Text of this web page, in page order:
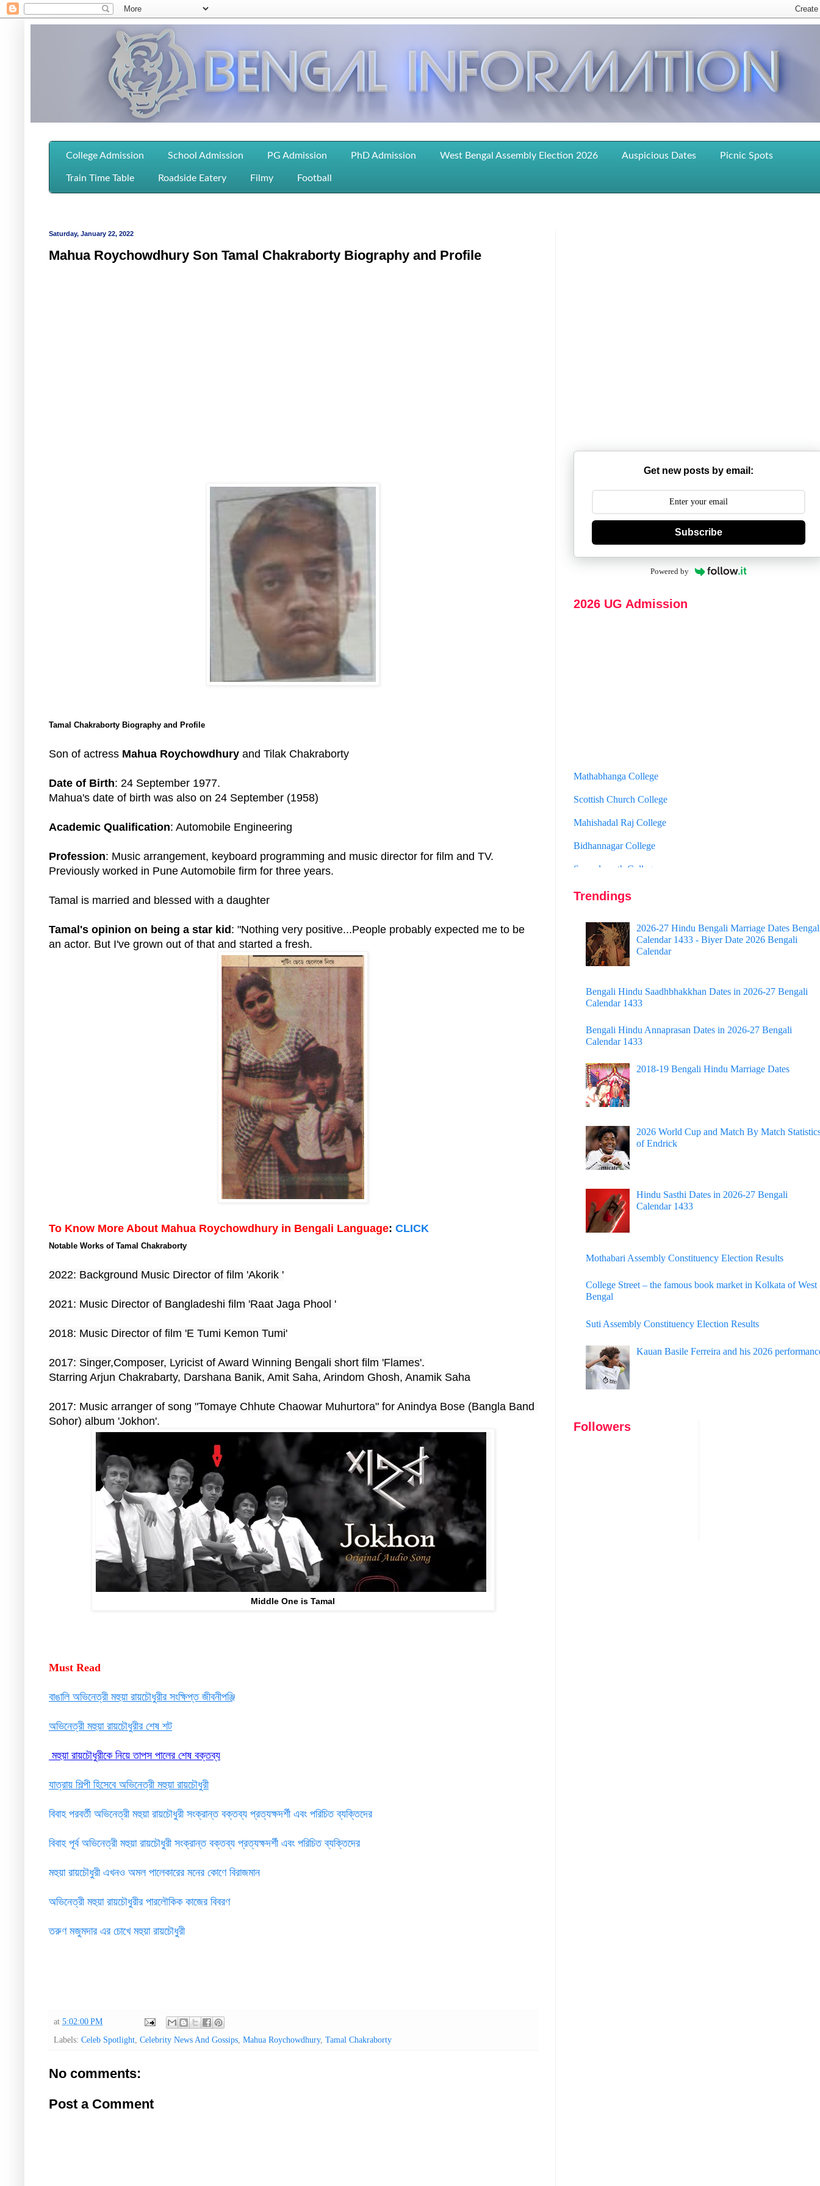
College Admission School Admission PG Admission PhD Admission West Bengal Assembly Election 2026 Auspicious Dates Picnic Spots
Train Time Table Roadside Eatery Filmy Football
Saturday, January 22, 2022
Mahua Roychowdhury Son Tamal Chakraborty Biography and Profile
Tamal Chakraborty Biography and Profile
Son of actress Mahua Roychowdhury and Tilak Chakraborty
Date of Birth: 24 September 1977.
Mahua's date of birth was also on 24 September (1958)
Academic Qualification: Automobile Engineering
Profession: Music arrangement, keyboard programming and music director for film and TV.
Previously worked in Pune Automobile firm for three years.
Tamal is married and blessed with a daughter
Tamal's opinion on being a star kid: "Nothing very positive...People probably expected me to be
an actor. But I've grown out of that and started a fresh.
To Know More About Mahua Roychowdhury in Bengali Language: CLICK
Notable Works of Tamal Chakraborty
2022: Background Music Director of film 'Akorik '
2021: Music Director of Bangladeshi film 'Raat Jaga Phool '
2018: Music Director of film 'E Tumi Kemon Tumi'
2017: Singer,Composer, Lyricist of Award Winning Bengali short film 'Flames'.
Starring Arjun Chakrabarty, Darshana Banik, Amit Saha, Arindom Ghosh, Anamik Saha
2017: Music arranger of song "Tomaye Chhute Chaowar Muhurtora" for Anindya Bose (Bangla Band
Sohor) album 'Jokhon'.
Middle One is Tamal
Must Read
বাঙালি অভিনেত্রী মহুয়া রায়চৌধুরীর সংক্ষিপ্ত জীবনীপঞ্জি
অভিনেত্রী মহুয়া রায়চৌধুরীর শেষ শট
মহুয়া রায়চৌধুরীকে নিয়ে তাপস পালের শেষ বক্তব্য
যাত্রায় শিল্পী হিসেবে অভিনেত্রী মহুয়া রায়চৌধুরী
বিবাহ পরবর্তী অভিনেত্রী মহুয়া রায়চৌধুরী সংক্রান্ত বক্তব্য প্রত্যক্ষদর্শী এবং পরিচিত ব্যক্তিদের
বিবাহ পূর্ব অভিনেত্রী মহুয়া রায়চৌধুরী সংক্রান্ত বক্তব্য প্রত্যক্ষদর্শী এবং পরিচিত ব্যক্তিদের
মহুয়া রায়চৌধুরী এখনও অমল পালেকারের মনের কোণে বিরাজমান
অভিনেত্রী মহুয়া রায়চৌধুরীর পারলৌকিক কাজের বিবরণ
তরুণ মজুমদার এর চোখে মহুয়া রায়চৌধুরী
at 5:02:00 PM
Labels: Celeb Spotlight Celebrity News And Gossips Mahua Roychowdhury, Tamal Chakraborty
No comments:
Post a Comment
Get new posts by email:
Subscribe
Powered by
2026 UG Admission
Scottish Church College
Mahishadal Raj College
Bidhannagar College
Surendranath College
Jhargram Raj College
St. Joseph College
Panskura Banamali College
Murshidabad Adarsha Mahavidyalaya
Gangarampur College
Sammilani Mahavidyalaya
Sivnath Sastri College
Trendings
2026-27 Hindu Bengali Marriage Dates
Calendar 1433 - Biyer Date 2026 Bengali
Calendar
Bengali Hindu Saadhbhakkhan Dates in 2026-27 Bengali
Calendar 1433
Bengali Hindu Annaprasan Dates in 2026-27 Bengali
Calendar 1433
2018-19 Bengali Hindu Marriage Dates
2026 World Cup and Match By Match
of Endrick
Hindu Sasthi Dates in 2026-27 Bengali
Calendar 1433
Mothabari Assembly Constituency Election Results
College Street – the famous book market in Kolkata of West
Bengal
Suti Assembly Constituency Election Results
Kauan Basile Ferreira and his 2026
Followers